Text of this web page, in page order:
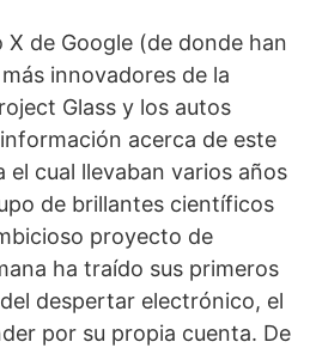
X de Google (de donde han
innovadores de la
Glass y los autos
acerca de este
el cual llevaban varios años
de brillantes científicos
proyecto de
ha traído sus primeros
despertar electrónico, el
por su propia cuenta. De